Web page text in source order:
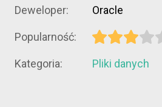
Deweloper: Oracle
Popularność:
Kategoria: Pliki danych